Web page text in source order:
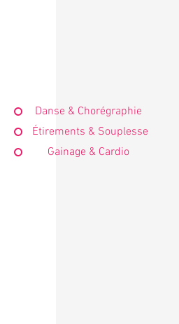
Danse & Chorégraphie
Étirements & Souplesse
Gainage & Cardio